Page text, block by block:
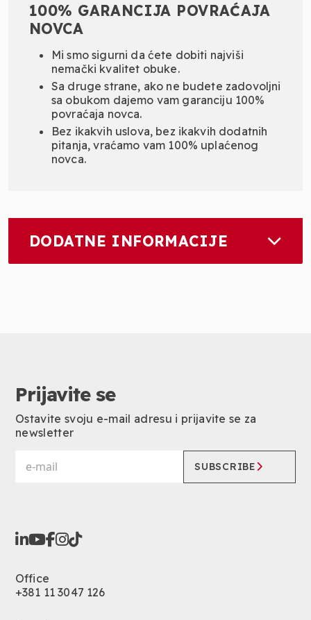
100% GARANCIJA POVRAĆAJA
NOVCA
Mi smo sigurni da ćete dobiti najviši
nemački kvalitet obuke.
Sa druge strane, ako ne budete zadovoljni
sa obukom dajemo vam garanciju 100%
povraćaja novca.
Bez ikakvih uslova, bez ikakvih dodatnih
pitanja, vraćamo vam 100% uplaćenog
novca.
DODATNE INFORMACIJE
Prijavite se
Ostavite svoju e-mail adresu i prijavite se za
newsletter
SUBSCRIBE
Office
+381 11 3047 126